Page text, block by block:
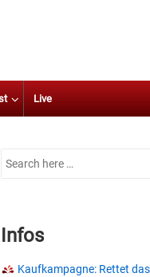
Live
Search
Infos
Kaufkampagne: Rettet